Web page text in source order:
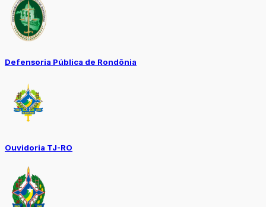
Defensoria Pública de Rondônia
Ouvidoria TJ-RO